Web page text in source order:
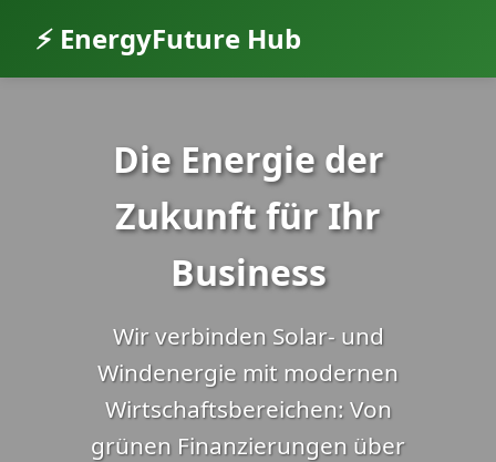
⚡ EnergyFuture Hub
Die Energie der
Zukunft für Ihr
Business
Wir verbinden Solar- und
Windenergie mit modernen
Wirtschaftsbereichen: Von
grünen Finanzierungen über